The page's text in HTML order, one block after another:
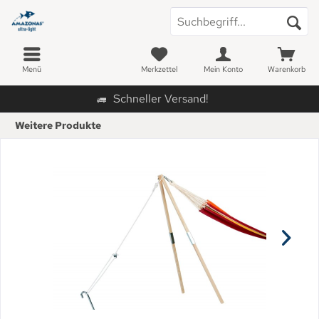
Schneller Versand!
Menü Warenkorb
Merkzettel Mein Konto
Weitere Produkte